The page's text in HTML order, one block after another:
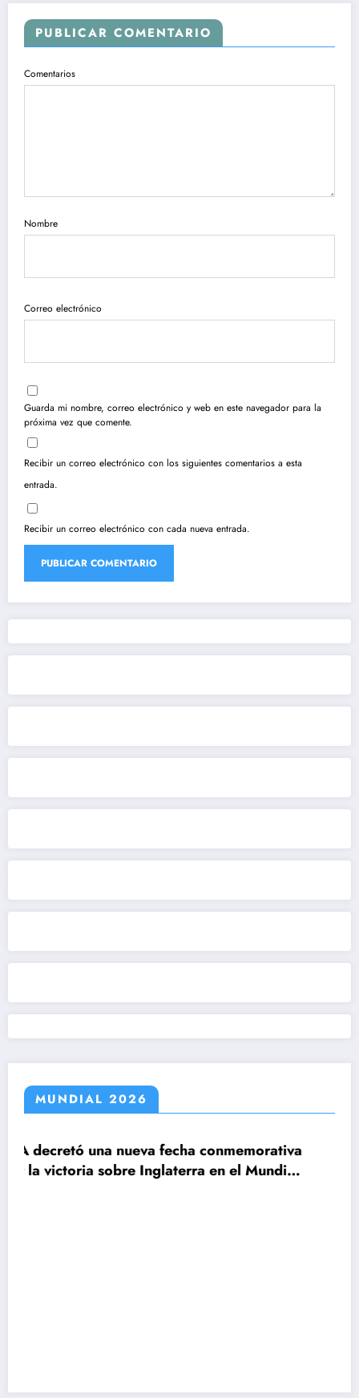
PUBLICAR COMENTARIO
Comentarios
Nombre
Correo electrónico
Guarda mi nombre, correo electrónico y web en este navegador para la
próxima vez que comente.
Recibir un correo electrónico con los siguientes comentarios a esta
entrada.
Recibir un correo electrónico con cada nueva entrada.
MUNDIAL 2026
conmemorativa
en el Mundial